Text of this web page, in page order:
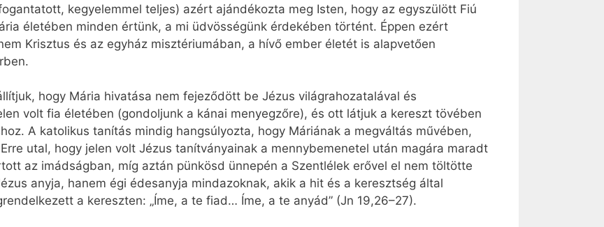
kegyelemmel teljes) azért ajándékozta meg Isten, hogy az egyszülött Fiú
életében minden értünk, a mi üdvösségünk érdekében történt. Éppen ezért
Krisztus és az egyház misztériumában, a hívő ember életét is alapvetően
hogy Mária hivatása nem fejeződött be Jézus világrahozatalával és
volt fia életében (gondoljunk a kánai menyegzőre), és ott látjuk a kereszt tövében
A katolikus tanítás mindig hangsúlyozta, hogy Máriának a megváltás művében,
utal, hogy jelen volt Jézus tanítványainak a mennybemenetel után magára maradt
az imádságban, míg aztán pünkösd ünnepén a Szentlélek erővel el nem töltötte
anyja, hanem égi édesanyja mindazoknak, akik a hit és a keresztség által
a kereszten: „Íme, a te fiad… Íme, a te anyád” (Jn 19,26–27).